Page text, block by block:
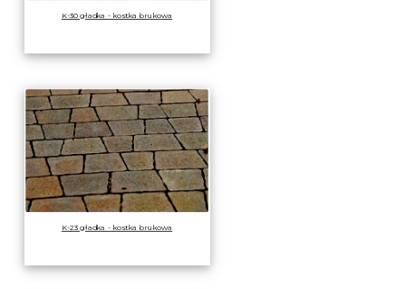
K-30 gładka - kostka brukowa
K-23 gładka - kostka brukowa